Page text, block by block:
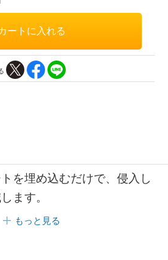
を埋め込むだけで、侵入し
ます。
もっと見る